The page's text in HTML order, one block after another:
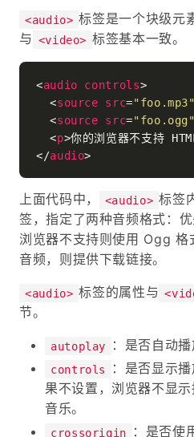
<audio> 标签是一个块级元
与 <video> 标签基本一致。
<audio controls>
<source src="foo.mp3"
<source src="foo.ogg"
<p>你的浏览器不支持
</audio>
上面代码中， <audio> 标签
签，指定了两种音频格式：
浏览器不支持则使用 Ogg 格
音频，则提供下载链接。
<audio> 标签的属性与
节。
autoplay ：是否自动播
controls
：是否显示
果不设置，浏览器不显
音乐。
crossorigin ：是否使